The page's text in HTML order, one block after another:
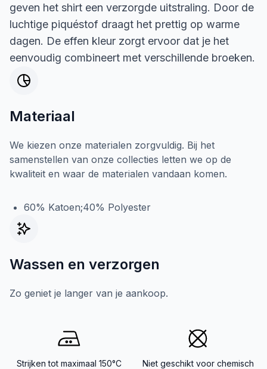
geven het shirt een verzorgde uitstraling. Door de
luchtige piquéstof draagt het prettig op warme
dagen. De effen kleur zorgt ervoor dat je het
eenvoudig combineert met verschillende broeken.
Materiaal
We kiezen onze materialen zorgvuldig. Bij het
samenstellen van onze collecties letten we op de
kwaliteit en waar de materialen vandaan komen.
60% Katoen;40% Polyester
Wassen en verzorgen
Zo geniet je langer van je aankoop.
Strijken tot maximaal 150°C
Niet geschikt voor chemisch